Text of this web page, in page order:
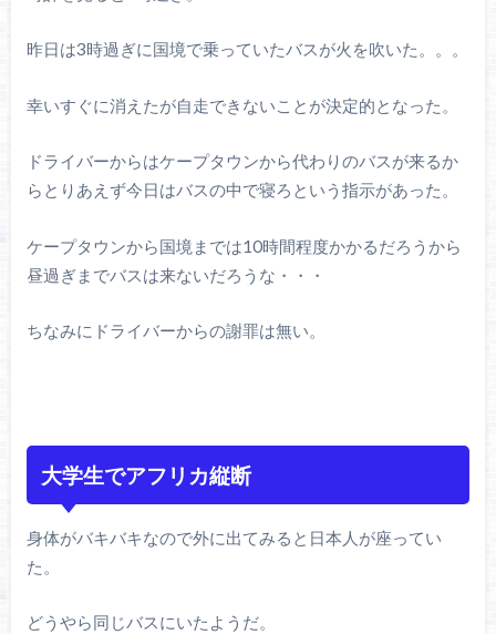
昨日は3時過ぎに国境で乗っていたバスが火を吹いた。。。
幸いすぐに消えたが自走できないことが決定的となった。
ドライバーからはケープタウンから代わりのバスが来るか
らとりあえず今日はバスの中で寝ろという指示があった。
ケープタウンから国境までは10時間程度かかるだろうから
昼過ぎまでバスは来ないだろうな・・・
ちなみにドライバーからの謝罪は無い。
大学生でアフリカ縦断
身体がバキバキなので外に出てみると日本人が座ってい
た。
どうやら同じバスにいたようだ。